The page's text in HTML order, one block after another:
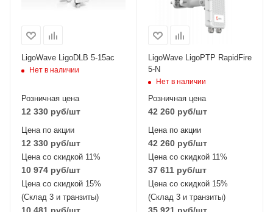
LigoWave LigoDLB 5-15ac
Нет в наличии
Розничная цена
12 330 руб/шт
Цена по акции
12 330 руб/шт
Цена со скидкой 11%
10 974 руб/шт
Цена со скидкой 15%
(Склад 3 и транзиты)
LigoWave LigoPTP RapidFire
5-N
Нет в наличии
Розничная цена
42 260руб/шт
Цена по акции
42 260руб/шт
Цена со скидкой 11%
37 611руб/шт
Цена со скидкой 15%
(Склад 3 и транзиты)